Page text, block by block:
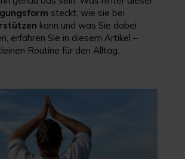
steckt, wie sie bei
kann und was Sie dabei
erfahren Sie in diesem Artikel –
Routine für den Alltag.